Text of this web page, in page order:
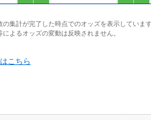
の集計が完了した時点でのオッズを表示していま
よるオッズの変動は反映されません。
こちら